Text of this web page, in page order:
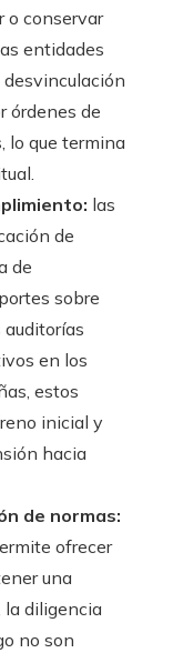
o conservar
entidades
órdenes de
lo que termina
las
de
de
sobre
en los
estos
inicial y
hacia
de normas:
ofrecer
una
la diligencia
no son